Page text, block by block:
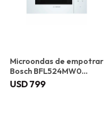
Microondas de empotrar
Bosch BFL524MW0
Blanco
USD799